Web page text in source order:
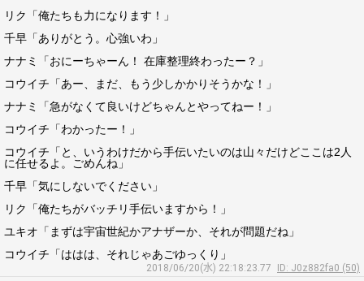
リク「俺たちも力になります！」
千早「ありがとう。心強いわ」
ナナミ「おにーちゃーん！ 在庫整理終わったー？」
コウイチ「あー、まだ、もう少しかかりそうかな！」
ナナミ「急がなくて良いけどちゃんとやってねー！」
コウイチ「わかったー！」
コウイチ「と、いうわけだから手伝いたいのは山々だけどここは2人
に任せるよ。ごめんね」
千早「気にしないでください」
リク「俺たちがバッチリ手伝いますから！」
ユキオ「まずは宇宙世紀かアナザーか、それが問題だね」
コウイチ「ははは、それじゃあごゆっくり」
2018/06/20(水) 22:18:23.77
ID: J0z882fa0 (50)